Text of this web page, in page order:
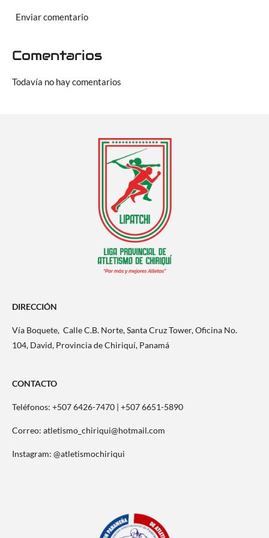
Enviar comentario
Comentarios
Todavía no hay comentarios
DIRECCIÓN
Vía Boquete, Calle C.B. Norte, Santa Cruz Tower, Oficina No.
104, David, Provincia de Chiriquí, Panamá
CONTACTO
Teléfonos: +507 6426-7470 | +507 6651-5890
Correo: atletismo_chiriqui@hotmail.com
Instagram: @atletismochiriqui